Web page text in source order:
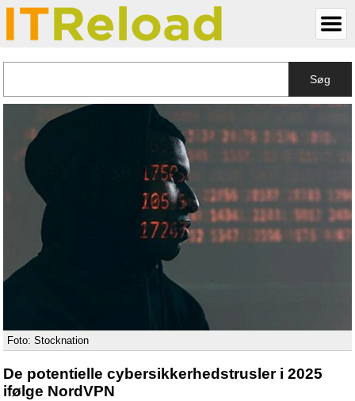
Søg
Foto: Stocknation
De potentielle cybersikkerhedstrusler i 2025
ifølge NordVPN